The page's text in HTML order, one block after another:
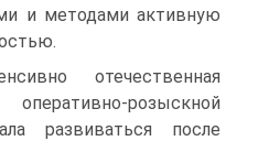
и методами активную
отечественная
розыскной
развиваться после